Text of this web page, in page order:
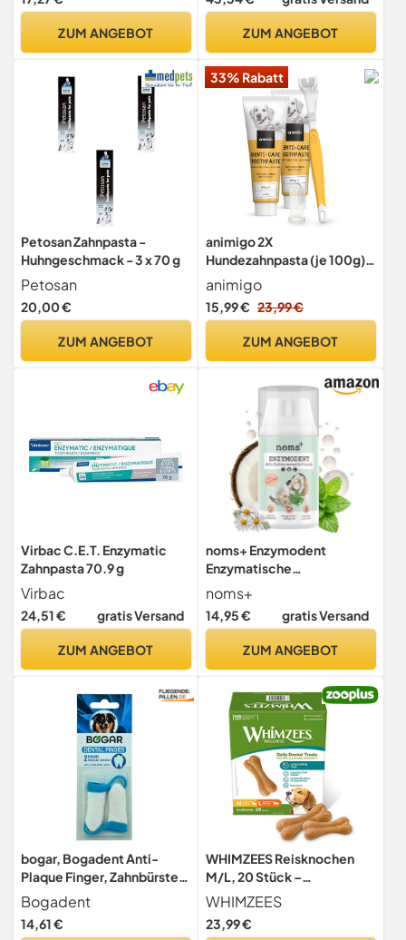
ZUM ANGEBOT
und zur Vorbeugung von
Zahnsteinentfernung
ZUM ANGEBOT
Petosan Zahnpasta -
Huhngeschmack - 3 x 70 g
Petosan
20,00 €
ZUM ANGEBOT
33% Rabatt
animigo 2X
Hundezahnpasta (je 100g),
1x dreiköpfige
Hundezahnbürste & 1x
Fingerzahnbürste - Gegen
Zuckerzusatz, künstliche
Ohne Fluorid oder Xylitol
animigo
15,99 € 23,99 €
ZUM ANGEBOT
Virbac C.E.T. Enzymatic
Zahnpasta 70.9 g
Virbac
24,51 € gratis Versand
ZUM ANGEBOT
noms+ Enzymodent
Enzymatische
natürlicher Pflege- und
Präventionsformel gegen
beim Hund
noms+
14,95 € gratis Versand
ZUM ANGEBOT
bogar, Bogadent Anti-
Plaque Finger, Zahnbürste
Hund, Patentierte
Silberionen-Technologie,
Fingerförmige
Bogadent
14,61 €
WHIMZEES Reisknochen
M/L, 20 Stück –
Zahnpflege, Größe M/L
WHIMZEES
23,99 €